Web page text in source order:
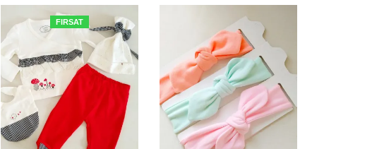
FIRSAT